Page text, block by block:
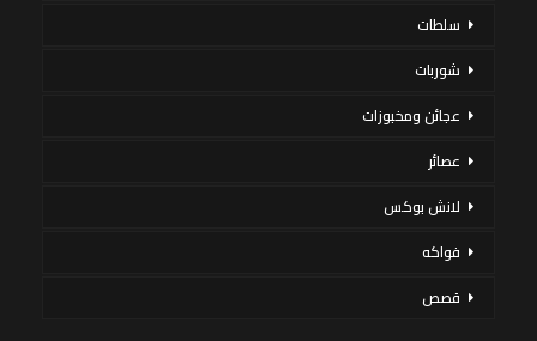
سلطات
شوربات
عجائن ومخبوزات
عصائر
لانش بوكس
فواكه
قصص